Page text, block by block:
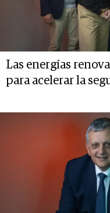
Las energías
para acelerar la